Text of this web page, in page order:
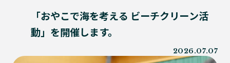
サーキュラーエコノミー
賞味期限
立ち飲み
低炭素コンクリート
ライスレジン
「おやこで海を考える ビーチクリーン活
動」を開催します。
2026.07.07